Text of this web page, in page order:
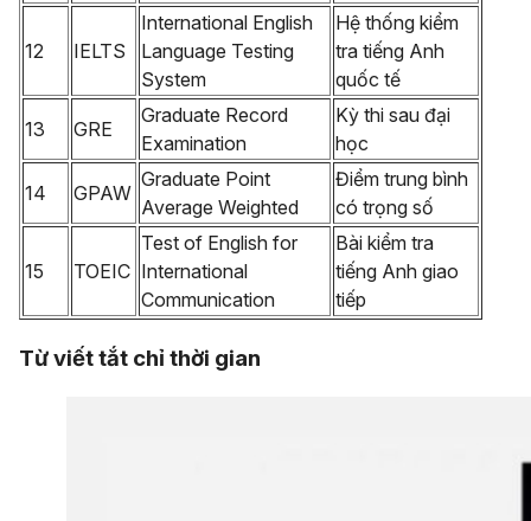
12 IELTS
International English
Language Testing
System
Hệ thống kiểm
tra tiếng Anh
quốc tế
13 GRE
Graduate Record
Examination
Kỳ thi sau đại
học
14 GPAW
Graduate Point
Average Weighted
Điểm trung bình
có trọng số
15 TOEIC
Test of English for
International
Communication
Bài kiểm tra
tiếng Anh giao
tiếp
Từ viết tắt chỉ thời gian